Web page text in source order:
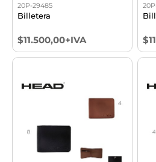
20P-29485
Billetera
$11.500,00+IVA